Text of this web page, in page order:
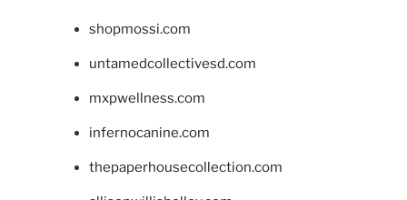
shopmossi.com
untamedcollectivesd.com
mxpwellness.com
infernocanine.com
thepaperhousecollection.com